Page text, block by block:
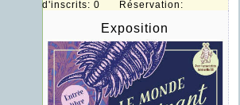
d'inscrits: 0 Réservation:
Exposition